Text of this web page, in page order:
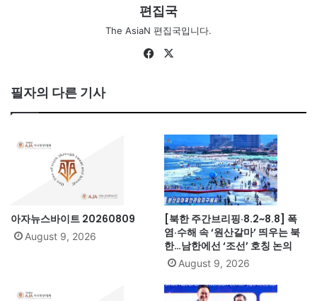
편집국
The AsiaN 편집국입니다.
Fa
필자의 다른 기사
아자뉴스바이트 20260809
August 9, 2026
[북한 주간브리핑·8.2~8.8] 폭
염·수해 속 ‘원산갈마’ 띄우는 북
한…남한에선 ‘조선’ 호칭 논의
August 9, 2026